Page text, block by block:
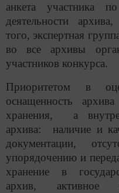
анкета участника
деятельности
того, экспертная
во все архивы
участников конкурса.
Приоритетом в
оснащенность
хранения, а
архива: наличие и
документации,
упорядочению и
хранение в
архив, активное